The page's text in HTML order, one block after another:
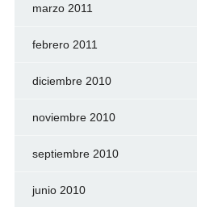
marzo 2011
febrero 2011
diciembre 2010
noviembre 2010
septiembre 2010
junio 2010